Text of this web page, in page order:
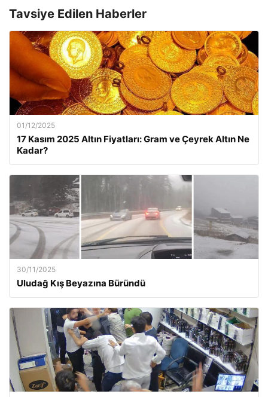
Tavsiye Edilen Haberler
01/12/2025
17 Kasım 2025 Altın Fiyatları: Gram ve Çeyrek Altın Ne
Kadar?
30/11/2025
Uludağ Kış Beyazına Büründü